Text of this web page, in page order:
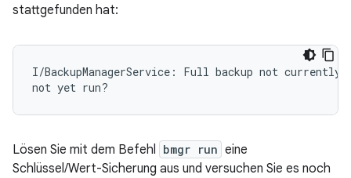
stattgefunden hat:
I/BackupManagerService: Full backup not
Lösen Sie mit dem Befehl bmgr run eine
Schlüssel/Wert-Sicherung aus und versuchen Sie es noch